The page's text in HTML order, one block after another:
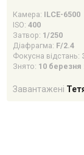
Камера: ILCE-6500
ISO: 400
Затвор: 1/250
Діафрагма: F/2.4
Фокусна відстань:
Знято: 10 березня
Завантажені